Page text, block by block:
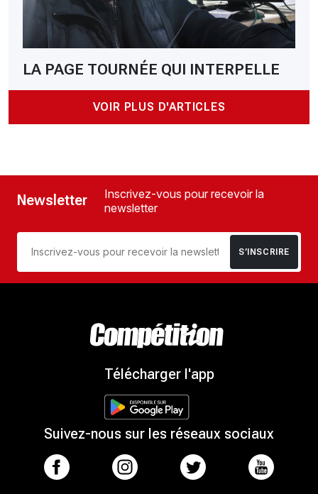
LA PAGE TOURNÉE QUI INTERPELLE
VOIR PLUS D'ARTICLES
Newsletter
Inscrivez-vous pour recevoir la
newsletter
S’INSCRIRE
Télécharger l'app
Suivez-nous sur les réseaux sociaux